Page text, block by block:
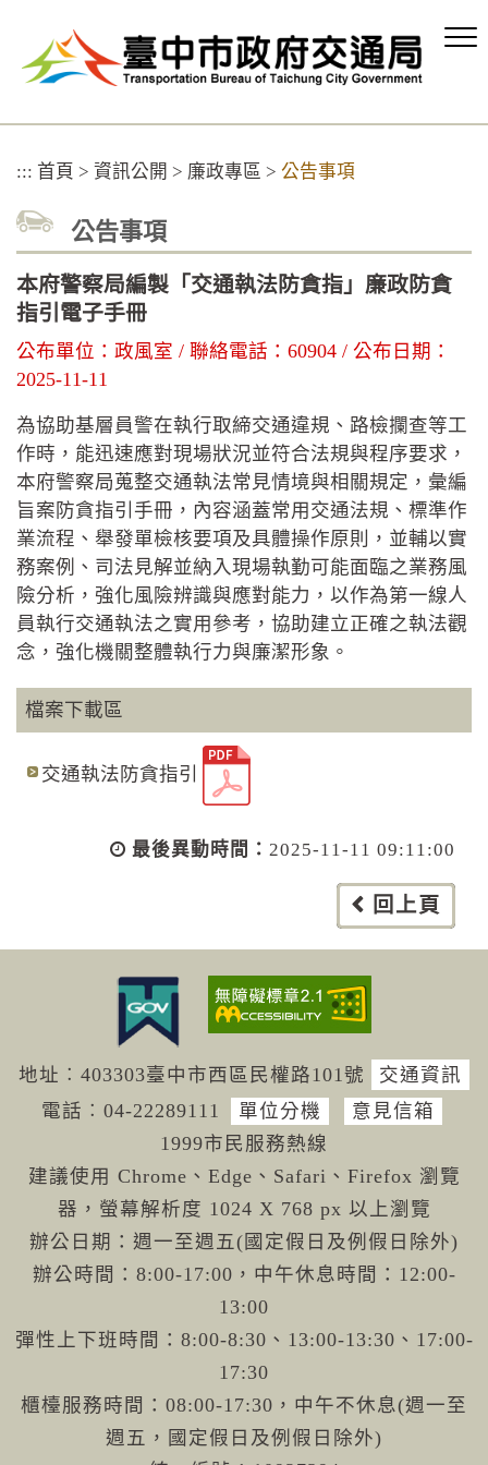
容
::: 首頁 > 資訊公開 > 廉政專區 > 公告事項
公告事項
本府警察局編製「交通執法防貪指」廉政防貪
指引電子手冊
公布單位：政風室 / 聯絡電話：60904 / 公布日期：
2025-11-11
為協助基層員警在執行取締交通違規、路檢攔查等工
作時，能迅速應對現場狀況並符合法規與程序要求，
本府警察局蒐整交通執法常見情境與相關規定，彙編
旨案防貪指引手冊，內容涵蓋常用交通法規、標準作
業流程、舉發單檢核要項及具體操作原則，並輔以實
務案例、司法見解並納入現場執勤可能面臨之業務風
險分析，強化風險辨識與應對能力，以作為第一線人
員執行交通執法之實用參考，協助建立正確之執法觀
念，強化機關整體執行力與廉潔形象。
檔案下載區
交通執法防貪指引
最後異動時間： 2025-11-11 09:11:00
回上頁
地址︰403303臺中市西區民權路101號
交通資訊
電話︰04-22289111 單位分機
意見信箱
1999市民服務熱線
建議使用 Chrome、Edge、Safari、Firefox 瀏覽
器，螢幕解析度 1024 X 768 px 以上瀏覽
辦公日期：週一至週五(國定假日及例假日除外)
辦公時間：8:00-17:00，中午休息時間：12:00-
13:00
彈性上下班時間：8:00-8:30、13:00-13:30、17:00-
17:30
櫃檯服務時間：08:00-17:30，中午不休息(週一至
週五，國定假日及例假日除外)